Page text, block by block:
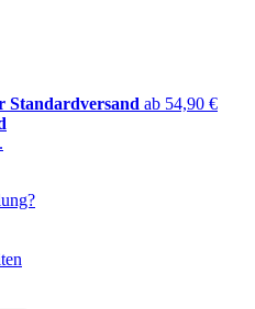
Standardversand ab 54,90 €